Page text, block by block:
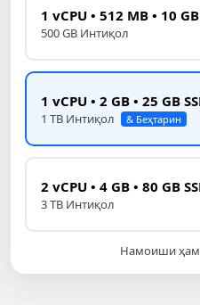
1 vCPU • 512 MB • 10 GB
500 GB Интиқол
1 vCPU • 2 GB • 25 GB
1 TB Интиқол & Беҳтарин
2 vCPU • 4 GB • 80 GB
3 TB Интиқол
Намоиши